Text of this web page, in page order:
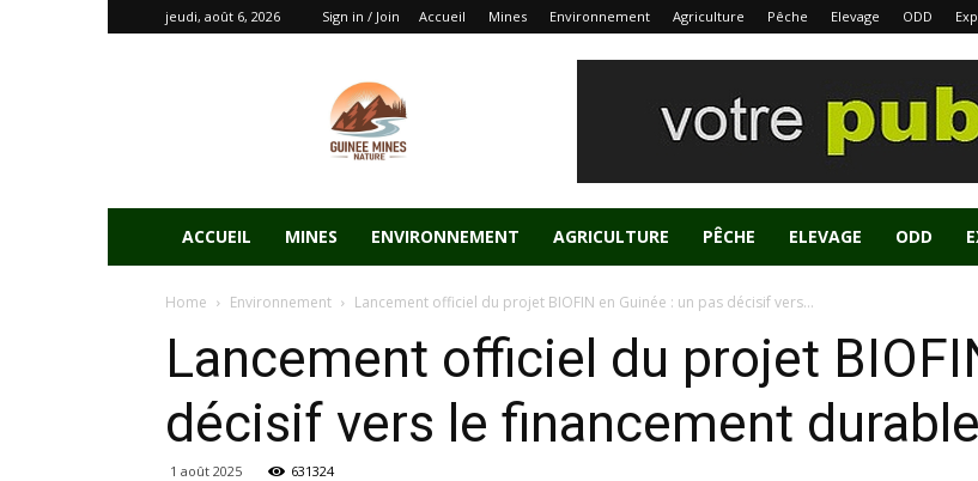
jeudi, août 6, 2026 Sign in / Join Accueil Mines Environnement Agriculture Pêche Elevage ODD
ACCUEIL MINES ENVIRONNEMENT AGRICULTURE PÊCHE ELEVAGE ODD
Home Environnement Lancement officiel du projet BIOFIN en Guinée : un pas décisif vers...
Lancement officiel du projet
décisif vers le financement
1 août 2025 631324